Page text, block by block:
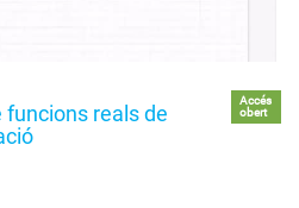
reals de
Accés
obert